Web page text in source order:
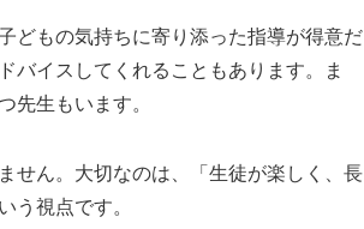
どもの気持ちに寄り添った指導が得意だ
バイスしてくれることもあります。ま
先生もいます。
せん。大切なのは、「生徒が楽しく、長
う視点です。